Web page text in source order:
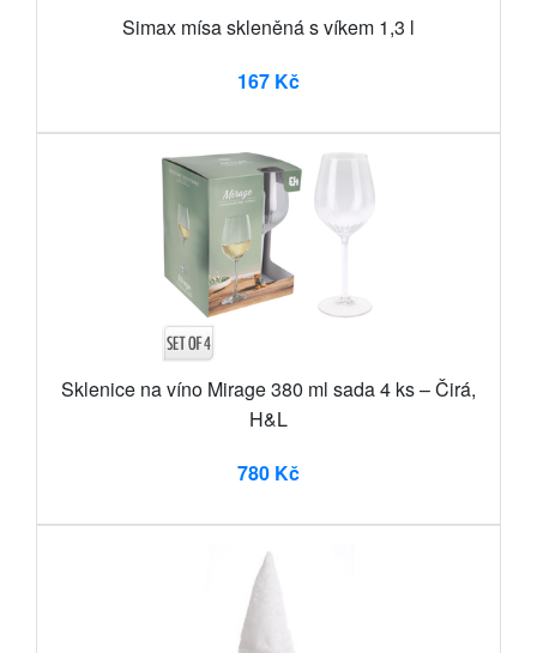
Simax mísa skleněná s víkem 1,3 l
167 Kč
Sklenice na víno Mirage 380 ml sada 4 ks – Čirá,
H&L
780 Kč